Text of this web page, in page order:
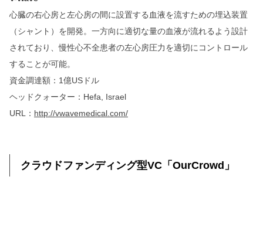
心臓の右心房と左心房の間に設置する血液を流すための埋込装置
（シャント）を開発。一方向に適切な量の血液が流れるよう設計
されており、慢性心不全患者の左心房圧力を適切にコントロール
することが可能。
資金調達額：1億USドル
ヘッドクォーター：Hefa, Israel
URL： http://vwavemedical.com/
クラウドファンディング型VC「OurCrowd」